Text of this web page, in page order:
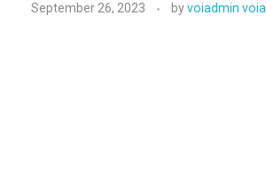
September 26, 2023 byvoiadmin